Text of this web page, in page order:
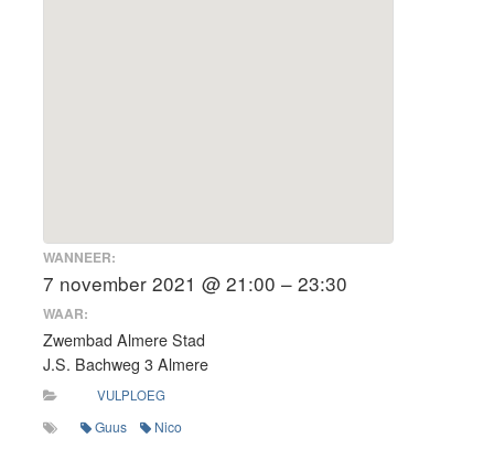
WANNEER:
7 november 2021 @ 21:00 – 23:30
WAAR:
Zwembad Almere Stad
J.S. Bachweg 3 Almere
VULPLOEG
Guus Nico